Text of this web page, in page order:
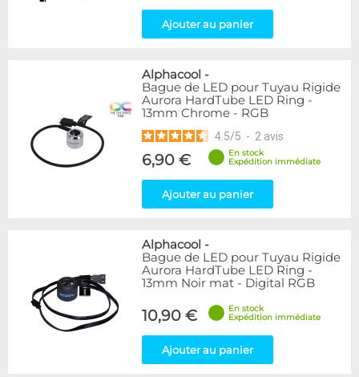
17
2
15
3
Mayhems
12
Monsoon
3
Tygon
XSPC
7
9
15
Plexi
5
Rouge
Transparent
40
Vert
Disponibilité / Promotions
Ajouter au panier
Alphacool -
Bague de LED pour Tuyau Rigide
Aurora HardTube LED Ring -
13mm Chrome - RGB
4.5/5 - 2 avis
6,90 €
En stock
Expédition immédiate
Ajouter au panier
Alphacool -
Bague de LED pour Tuyau Rigide
Aurora HardTube LED Ring -
13mm Noir mat - Digital RGB
10,90 €
En stock
Expédition immédiate
Ajouter au panier